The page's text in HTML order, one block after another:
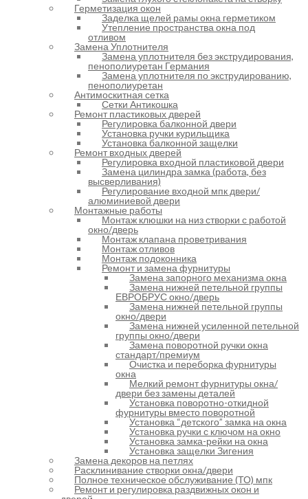
Герметизация окон
Заделка щелей рамы окна герметиком
Утепление пространства окна под
отливом
Замена Уплотнителя
Замена уплотнителя без экструдирования,
пенополиуретан Германия
Замена уплотнителя по экструдированию,
пенополиуретан
Антимоскитная сетка
Сетки Антикошка
Ремонт пластиковых дверей
Регулировка балконной двери
Установка ручки курильщика
Установка балконной защелки
Ремонт входных дверей
Регулировка входной пластиковой двери
Замена цилиндра замка (работа, без
высверливания)
Регулирование входной мпк двери/
алюминиевой двери
Монтажные работы
Монтаж клюшки на низ створки с работой
окно/дверь
Монтаж клапана проветривания
Монтаж отливов
Монтаж подоконника
Ремонт и замена фурнитуры
Замена запорного механизма окна
Замена нижней петельной группы
ЕВРОБРУС окно/дверь
Замена нижней петельной группы
окно/двери
Замена нижней усиленной петельной
группы окно/двери
Замена поворотной ручки окна
стандарт/премиум
Очистка и переборка фурнитуры
окна
Мелкий ремонт фурнитуры окна/
двери без замены деталей
Установка поворотно-откидной
фурнитуры вместо поворотной
Установка “детского” замка на окна
Установка ручки с ключом на окно
Установка замка-рейки на окна
Установка защелки Зигения
Замена декоров на петлях
Расклинивание створки окна/двери
Полное техническое обслуживание (ТО) мпк
Ремонт и регулировка раздвижных окон и